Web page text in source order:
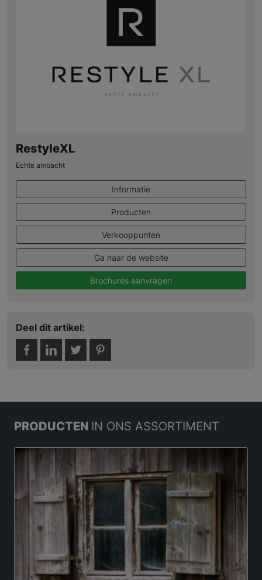
RestyleXL
Echte ambacht
Informatie
Producten
Verkooppunten
Ga naar de website
Brochures aanvragen
Deel dit artikel:
PRODUCTEN IN ONS ASSORTIMENT